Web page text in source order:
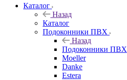
Каталог
Назад
Каталог
Подоконники ПВХ
Назад
Подоконники ПВХ
Moeller
Danke
Estera